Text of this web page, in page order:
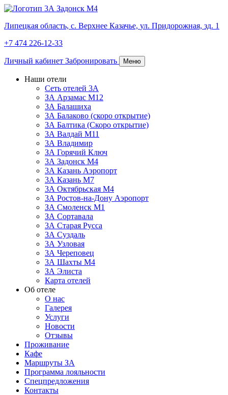
Липецкая область, с. Верхнее Казачье, ул. Придорожная, зд. 1
+7 474 226-12-33
Личный кабинет Забронировать Меню
Наши отели
Сеть отелей 3А
ЗА Арзамас М12
3А Балашиха
3А Балаково (скоро открытие)
3А Балтика (Скоро открытие)
3А Валдай М11
3А Владимир
ЗА Горячий Ключ
3А Задонск М4
3А Казань Аэропорт
3А Казань M7
3А Октябрьская М4
3А Ростов-на-Дону Аэропорт
ЗА Смоленск М1
ЗА Сортавала
3А Старая Русса
3А Суздаль
3А Узловая
3А Череповец
3А Шахты М4
ЗА Элиста
Карта отелей
Об отеле
О нас
Галерея
Услуги
Новости
Отзывы
Проживание
Кафе
Маршруты ЗА
Программа лояльности
Спецпредложения
Контакты